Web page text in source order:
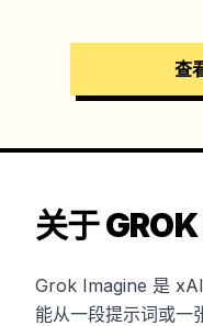
查
关于
Grok Imagine 是
能从一段提示词或一